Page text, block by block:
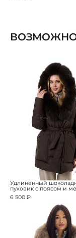
Удлиненный
пуховик с поясом и
6 500 ₽